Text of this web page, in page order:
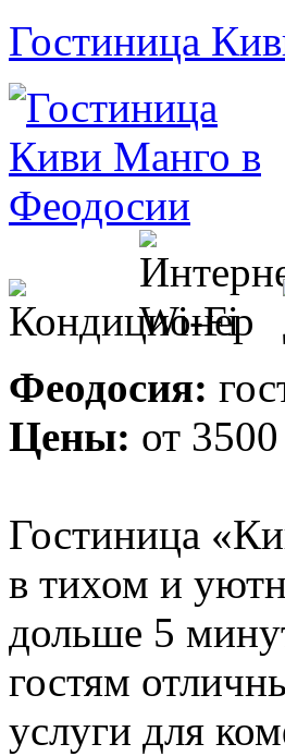
Гостиница
Феодосия:
Цены: от
Гостиница
в тихом и
дольше 5
гостям
услуги для